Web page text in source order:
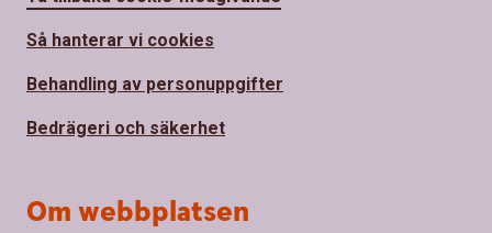
Så hanterar vi cookies
Behandling av personuppgifter
Bedrägeri och säkerhet
Om webbplatsen